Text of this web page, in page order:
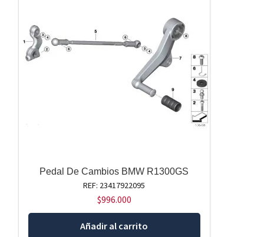
Pedal De Cambios BMW R1300GS
REF: 23417922095
$996.000
Añadir al carrito